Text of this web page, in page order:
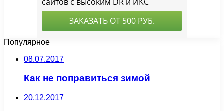
Популярное
08.07.2017
Как не поправиться зимой
20.12.2017